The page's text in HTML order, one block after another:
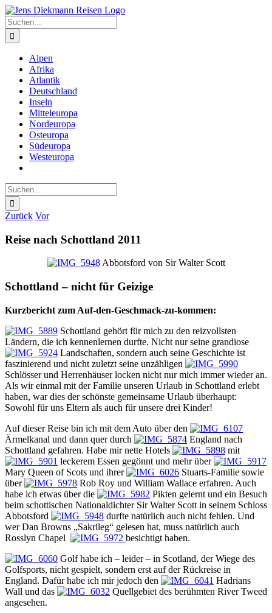
Zum
Inhalt
springen
Suche
nach:
Alpen
Afrika
Atlantik
Deutschland
Inseln
Mitteleuropa
Nordeuropa
Osteuropa
Südeuropa
Westeuropa
Suche
nach:
Zurück Vor
Reise nach Schottland 2011
Abbotsford von Sir Walter Scott
Schottland – nicht für Geizige
Kurzbericht zum Auf-den-Geschmack-zu-kommen:
Schottland gehört für mich zu den reizvollsten
Ländern, die ich kennenlernen durfte. Nicht nur seine grandiose
Landschaften, sondern auch seine Geschichte ist
faszinierend und nicht zuletzt seine unzähligen
Schlösser und Herrenhäuser locken nicht nur mich immer wieder an.
Als wir einmal mit der Familie unseren Urlaub in Schottland erlebt
haben, war dies der schönste gemeinsame Urlaub überhaupt:
Sowohl für uns Eltern als auch für unsere drei Kinder!
Auf dieser Reise bin ich mit dem Auto über den
Ärmelkanal und dann quer durch
England nach
Schottland gefahren. Habe mir nette Hotels
mit
leckerem Essen gegönnt und mehr über
Mary Queen of Scots und ihrer
Stuarts-Familie sowie
über
Rob Roy und William Wallace erfahren. Auch
habe ich etwas über die
Pikten gelernt und ein Besuch
beim schottischen Nationaldichter Sir Walter Scott in seinem Schloss
Abbotsford
durfte natürlich auch nicht fehlen. Und
wer Dan Browns „Sakrileg“ gelesen hat, muss natürlich auch
Rosslyn Chapel
besichtigt haben.
Golf habe ich – leider – in Scotland, der Wiege des
Golfsports, nicht gespielt, sondern erst auf der Rückreise in
England. Dafür habe ich mir jedoch den
Hadrians
Wall und das
Quellgebiet des berühmten River Tweed
angesehen.